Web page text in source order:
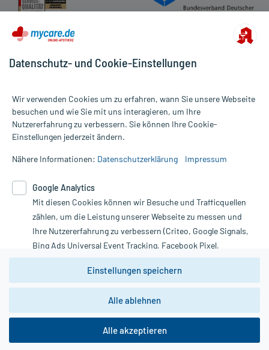
Alle Preise gelten inkl. MwSt., ggf. zzgl. Versandkosten
Informationen auf dieser Website werden ausschließlich für
die Untersuchung und Behandlung durch einen Arzt. Bitte
Therapien eingeleitet werden können. | Diese Webseite benutzt
Google Analytics. Lesen Sie bitte dazu die wichtigen Hinweise in
unserer Datenschutzerklärung. Für den Widerruf einer Bestellung
nutzen Sie das Formular:
Vertrag widerrufen
*Hinweise zu unseren Aktionen und Bewertungen
copyright @ 2026 Roland Helle e.K. - Versandapotheke - Alle Rechte vorbehalten
Datenschutz- und Cookie-Einstellungen
Wir verwenden Cookies um zu erfahren, wann Sie unsere Webseite
besuchen und wie Sie mit uns interagieren, um Ihre
Nutzererfahrung zu verbessern. Sie können Ihre Cookie-
Einstellungen jederzeit ändern.
Nähere Informationen: Datenschutzerklärung Impressum
Google Analytics
Mit diesen Cookies können wir Besuche und Trafficquellen
zählen, um die Leistung unserer Webseite zu messen und
Ihre Nutzererfahrung zu verbessern (Criteo, Google Signals,
Bing Ads Universal Event Tracking, Facebook Pixel,
Youtube-Social Plugin).
Wir weisen darauf hin, dass die
zwingend den Europäischen Anforderungen gem. EU-
DSGVO genügen und ein Datentransfer in Drittstaaten bzw.
Daten dort verarbeitet werden, kann nicht geprüft und
nachvollzogen werden.
Einstellungen speichern
Alle ablehnen
Alle akzeptieren